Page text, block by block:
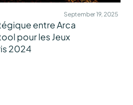
September 19, 2025
entre Arca
pour les Jeux
2024